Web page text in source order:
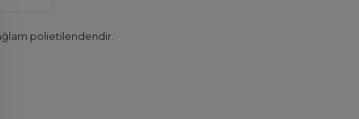
polietilendendir.